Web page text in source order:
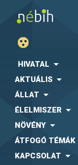
HIVATAL
AKTUÁLIS
ÁLLAT
ÉLELMISZER
NÖVÉNY
ÁTFOGÓ TÉMÁK
KAPCSOLAT